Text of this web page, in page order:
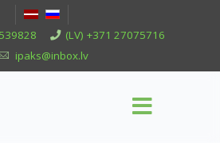
(LV) +371 27075716
ipaks@inbox.lv